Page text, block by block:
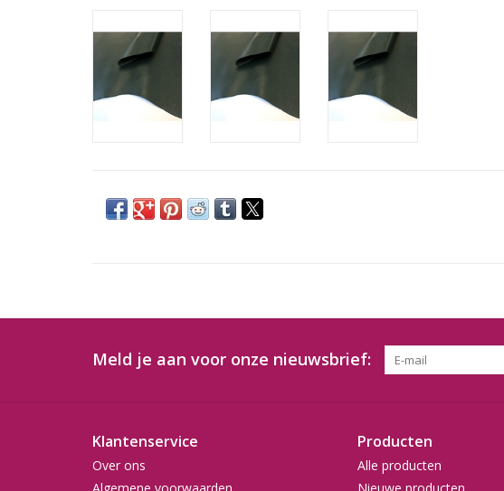
Meld je aan voor onze nieuwsbrief:
Klantenservice
Over ons
Algemene voorwaarden
Producten
Alle producten
Nieuwe producten